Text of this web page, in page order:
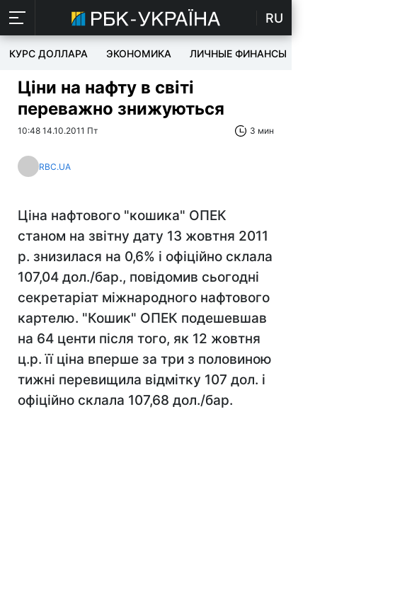
RU
КУРС ДОЛЛАРА ЭКОНОМИКА ЛИЧНЫЕ ФИНАНСЫ
Ціни на нафту в світі
переважно знижуються
10:48 14.10.2011 Пт 3 мин
RBC.UA
Ціна нафтового "кошика" ОПЕК
станом на звітну дату 13 жовтня 2011
р. знизилася на 0,6% і офіційно склала
107,04 дол./бар., повідомив сьогодні
секретаріат міжнародного нафтового
картелю. "Кошик" ОПЕК подешевшав
на 64 центи після того, як 12 жовтня
ц.р. її ціна вперше за три з половиною
тижні перевищила відмітку 107 дол. і
офіційно склала 107,68 дол./бар.